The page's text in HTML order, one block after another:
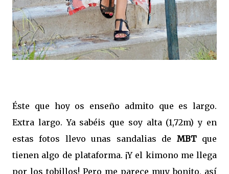
Éste que hoy os enseño admito que es largo.
Extra largo. Ya sabéis que soy alta (1,72m) y en
estas fotos llevo unas sandalias de MBT que
tienen algo de plataforma. ¡Y el kimono me llega
por los tobillos! Pero me parece muy bonito, así